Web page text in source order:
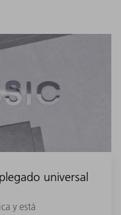
universal
y está